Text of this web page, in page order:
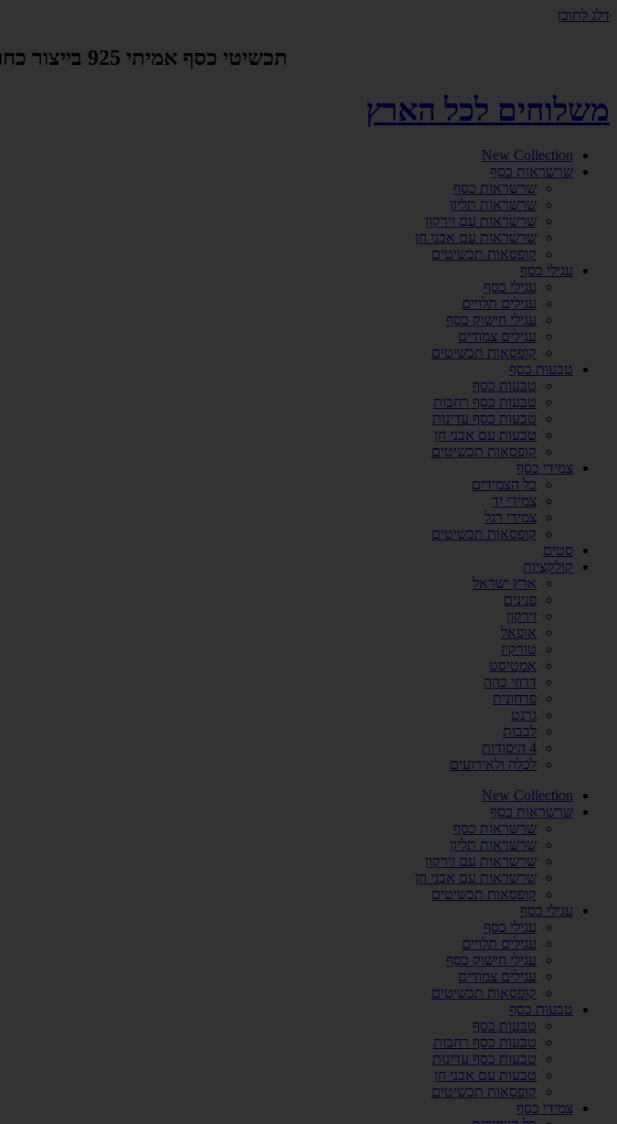
דלג לתוכן
תכשיטי כסף אמיתי 925 בייצור כחול לבן | כאן בשבילך
משלוחים לכל הארץ
New Collection
שרשראות כסף
שרשראות כסף
שרשראות תליון
שרשראות עם זירקון
שרשראות עם אבני חן
קופסאות תכשיטים
עגילי כסף
עגילי כסף
עגילים תלויים
עגילי חישוק כסף
עגילים צמודים
קופסאות תכשיטים
טבעות כסף
טבעות כסף
טבעות כסף רחבות
טבעות כסף עדינות
טבעות עם אבני חן
קופסאות תכשיטים
צמידי כסף
כל הצמידים
צמידי יד
צמידי רגל
קופסאות תכשיטים
סטים
קולקציות
ארץ ישראל
פנינים
זירקון
אופאל
טורקיז
אמטיסט
דרוזי כהה
פרחונית
גרנט
לבבות
4 היסודות
לכלה ולאירועים
New Collection
שרשראות כסף
שרשראות כסף
שרשראות תליון
שרשראות עם זירקון
שרשראות עם אבני חן
קופסאות תכשיטים
עגילי כסף
עגילי כסף
עגילים תלויים
עגילי חישוק כסף
עגילים צמודים
קופסאות תכשיטים
טבעות כסף
טבעות כסף
טבעות כסף רחבות
טבעות כסף עדינות
טבעות עם אבני חן
קופסאות תכשיטים
צמידי כסף